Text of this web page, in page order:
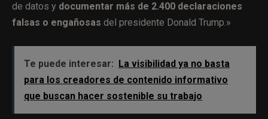
de datos y documentar más de 2.400 declaraciones
falsas o engañosas del presidente Donald Trump.»
Te puede interesar:
La visibilidad ya no basta
para los creadores de contenido informativo
que buscan hacer sostenible su trabajo